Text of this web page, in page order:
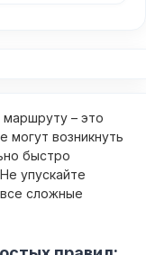
– это
могут возникнуть
быстро
упускайте
сложные